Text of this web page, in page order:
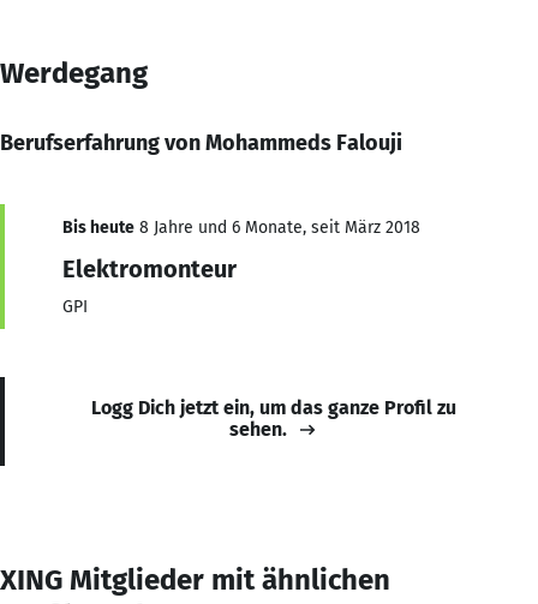
Werdegang
Berufserfahrung von Mohammeds Falouji
Bis heute 8 Jahre und 6 Monate, seit März 2018
Elektromonteur
GPI
Logg Dich jetzt ein, um das ganze Profil zu
sehen.
XING Mitglieder mit ähnlichen